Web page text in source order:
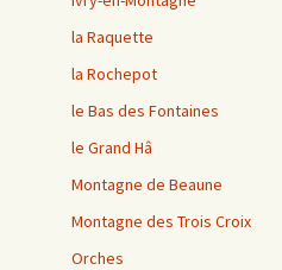
la Raquette
la Rochepot
le Bas des Fontaines
le Grand Hâ
Montagne de Beaune
Montagne des Trois Croix
Orches